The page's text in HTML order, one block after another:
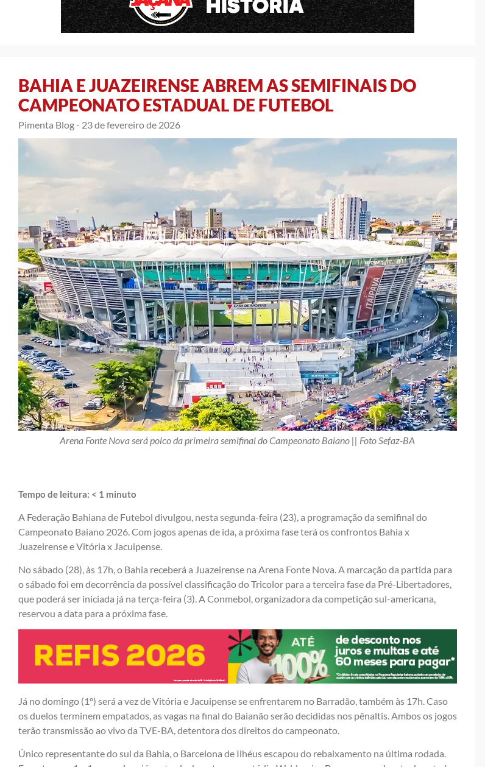
BAHIA E JUAZEIRENSE ABREM AS SEMIFINAIS DO
CAMPEONATO ESTADUAL DE FUTEBOL
Pimenta Blog - 23 de fevereiro de 2026
Arena Fonte Nova será polco da primeira semifinal do Campeonato Baiano || Foto Sefaz-BA
Tempo de leitura: < 1 minuto
A Federação Bahiana de Futebol divulgou, nesta segunda-feira (23), a programação da semifinal do
Campeonato Baiano 2026. Com jogos apenas de ida, a próxima fase terá os confrontos Bahia x
Juazeirense e Vitória x Jacuipense.
No sábado (28), às 17h, o Bahia receberá a Juazeirense na Arena Fonte Nova. A marcação da partida para
o sábado foi em decorrência da possível classificação do Tricolor para a terceira fase da Pré-Libertadores,
que poderá ser iniciada já na terça-feira (3). A Conmebol, organizadora da competição sul-americana,
reservou a data para a próxima fase.
Já no domingo (1º) será a vez de Vitória e Jacuipense se enfrentarem no Barradão, também às 17h. Caso
os duelos terminem empatados, as vagas na final do Baianão serão decididas nos pênaltis. Ambos os jogos
terão transmissão ao vivo da TVE-BA, detentora dos direitos do campeonato.
Único representante do sul da Bahia, o Barcelona de Ilhéus escapou do rebaixamento na última rodada.